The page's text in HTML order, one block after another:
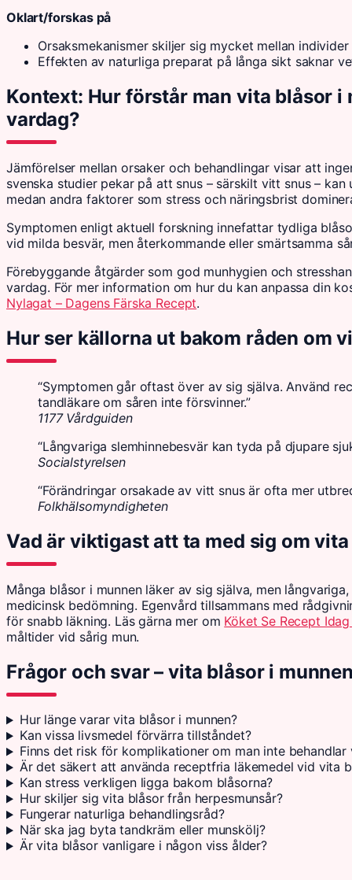
Oklart/forskas på
Orsaksmekanismer skiljer sig mycket mellan individer
Effekten av naturliga preparat på långa sikt saknar
Kontext: Hur förstår man vita blåsor
vardag?
Jämförelser mellan orsaker och behandlingar visar att
svenska studier pekar på att snus – särskilt vitt snus –
medan andra faktorer som stress och näringsbrist
Symptomen enligt aktuell forskning innefattar tydliga
vid milda besvär, men återkommande eller smärtsamma
Förebyggande åtgärder som god munhygien och
vardag. För mer information om hur du kan anpassa din
Nylagat – Dagens Färska Recept.
Hur ser källorna ut bakom råden om
“Symptomen går oftast över av sig själva. Använd
tandläkare om såren inte försvinner.”
1177 Vårdguiden
“Långvariga slemhinnebesvär kan tyda på djupare
Socialstyrelsen
“Förändringar orsakade av vitt snus är ofta mer
Folkhälsomyndigheten
Vad är viktigast att ta med sig om
Många blåsor i munnen läker av sig själva, men
medicinsk bedömning. Egenvård tillsammans med
för snabb läkning. Läs gärna mer om Köket Se Recept
måltider vid sårig mun.
Frågor och svar – vita blåsor i
Hur länge varar vita blåsor i munnen?
Kan vissa livsmedel förvärra tillståndet?
Finns det risk för komplikationer om man inte behandlar
Är det säkert att använda receptfria läkemedel vid vita
Kan stress verkligen ligga bakom blåsorna?
Hur skiljer sig vita blåsor från herpesmunsår?
Fungerar naturliga behandlingsråd?
När ska jag byta tandkräm eller munskölj?
Är vita blåsor vanligare i någon viss ålder?